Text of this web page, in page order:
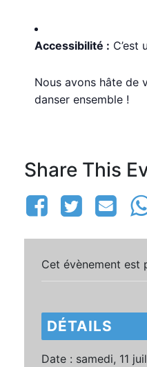
Accessibilité : C’est
Nous avons hâte de
danser ensemble !
Share This
Cet évènement est
DÉTAILS
Date : samedi, 11